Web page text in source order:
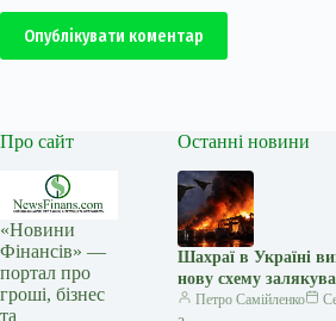
Опублікувати коментар
Про сайт
«Новини
Фінансів» —
портал про
гроші, бізнес
та
Останні новини
Шахраї в Україні
нову схему
власників бізнесу
Петро Самійленко